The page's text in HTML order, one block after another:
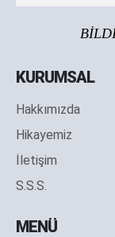
KURUMSAL
Hakkımızda
Hikayemiz
İletişim
S.S.S.
MENÜ